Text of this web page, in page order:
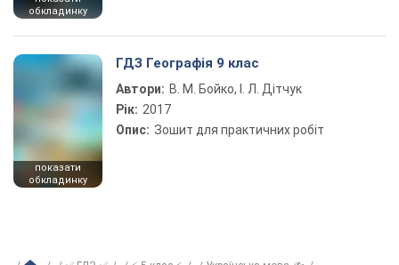
обкладинку
показати
обкладинку
ГДЗ Географія 9 клас
Автори: В. М. Бойко, І. Л. Дітчук
Рік: 2017
Опис: Зошит для практичних робіт